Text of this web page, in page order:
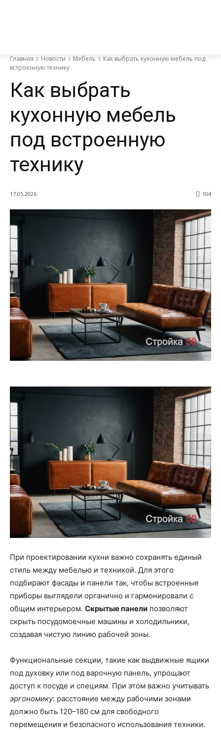
Главная Новости Мебель
Как выбрать кухонную мебель под
встроенную технику
Как выбрать
кухонную мебель
под встроенную
технику
17.05.2026 104
При проектировании кухни важно сохранять единый
стиль между мебелью и техникой. Для этого
подбирают фасады и панели так, чтобы встроенные
приборы выглядели органично и гармонировали с
общим интерьером. Скрытые панели позволяют
скрыть посудомоечные машины и холодильники,
создавая чистую линию рабочей зоны.
Функциональные секции, такие как выдвижные ящики
под духовку или под варочную панель, упрощают
доступ к посуде и специям. При этом важно учитывать
эргономику: расстояние между рабочими зонами
должно быть 120–180 см для свободного
перемещения и безопасного использования техники.